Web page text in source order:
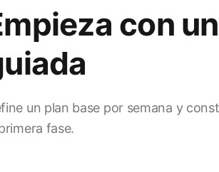
con
un plan base por semana y
fase.